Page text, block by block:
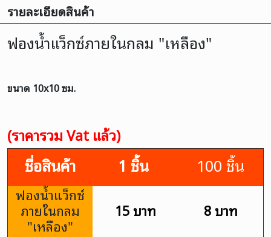
รายละเอียดสินค้า
ฟองน้ำแว็กซ์ภายในกลม "เหลือง"
ขนาด 10x10 ซม.
(ราคารวม Vat แล้ว)
ชื่อสินค้า 1 ชิ้น 100 ชิ้น
ฟองน้ำแว็กซ์
ภายในกลม
"เหลือง"
15 บาท 8 บาท